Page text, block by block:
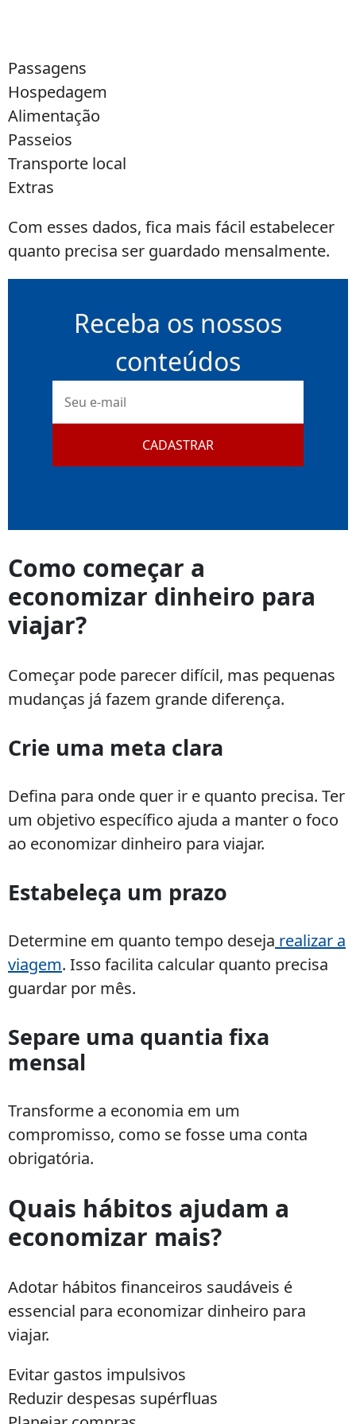
Passagens
Hospedagem
Alimentação
Passeios
Transporte local
Extras
Com esses dados, fica mais fácil estabelecer
quanto precisa ser guardado mensalmente.
Receba os nossos
conteúdos
mail
CADASTRAR
Como começar a
economizar dinheiro para
viajar?
Começar pode parecer difícil, mas pequenas
mudanças já fazem grande diferença.
Crie uma meta clara
Defina para onde quer ir e quanto precisa. Ter
um objetivo específico ajuda a manter o foco
ao economizar dinheiro para viajar.
Estabeleça um prazo
Determine em quanto tempo deseja realizar a
viagem. Isso facilita calcular quanto precisa
guardar por mês.
Separe uma quantia fixa
mensal
Transforme a economia em um
compromisso, como se fosse uma conta
obrigatória.
Quais hábitos ajudam a
economizar mais?
Adotar hábitos financeiros saudáveis é
essencial para economizar dinheiro para
viajar.
Evitar gastos impulsivos
Reduzir despesas supérfluas